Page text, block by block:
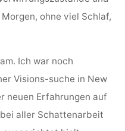
ohne viel Schlaf,
Ich war noch
Visions-suche in New
neuen Erfahrungen auf
aller Schattenarbeit